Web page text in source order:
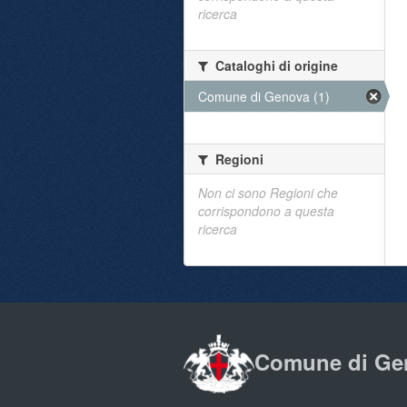
ricerca
Cataloghi di origine
Comune di Genova (1)
Regioni
Non ci sono Regioni che
corrispondono a questa
ricerca
Comune di